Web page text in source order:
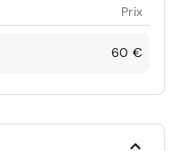
Prix
60 €